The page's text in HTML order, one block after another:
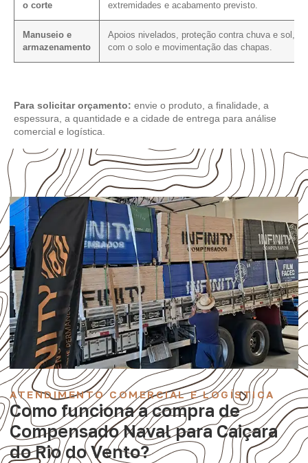
o corte
extremidades e acabamento previsto.
Manuseio e
armazenamento
Apoios nivelados, proteção contra chuva e sol,
com o solo e movimentação das chapas.
Para solicitar orçamento: envie o produto, a finalidade, a
espessura, a quantidade e a cidade de entrega para análise
comercial e logística.
ATENDIMENTO COMERCIAL E LOGÍSTICA
Como funciona a compra de
Compensado Naval para Caiçara
do Rio do Vento?